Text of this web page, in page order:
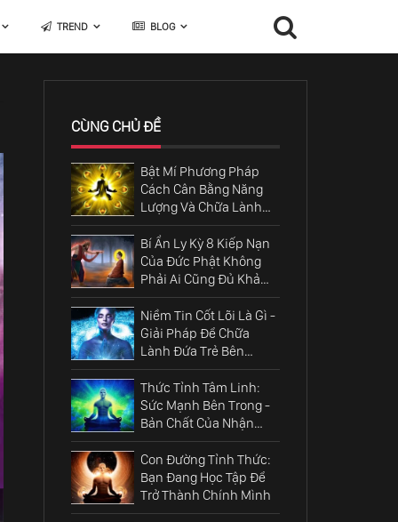
TREND BLOG
CÙNG CHỦ ĐỀ
Bật Mí Phương Pháp
Cách Cân Bằng Năng
Lượng Và Chữa Lành
Linh Hồn Cốt Lõi
Bí Ẩn Ly Kỳ 8 Kiếp Nạn
Của Đức Phật Không
Phải Ai Cũng Đủ Khả
Năng Vượt Qua
Niềm Tin Cốt Lõi Là Gì -
Giải Pháp Để Chữa
Lành Đứa Trẻ Bên
Trong Chúng Ta
Thức Tỉnh Tâm Linh:
Sức Mạnh Bên Trong -
Bản Chất Của Nhận
Thức Linh Hồn
Con Đường Tỉnh Thức:
Bạn Đang Học Tập Để
Trở Thành Chính Mình